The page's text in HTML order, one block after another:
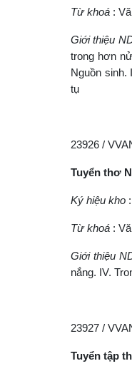
Từ khoá :
Giới thiệu
trong hơn
Nguồn sinh.
tụ
23926 /
Tuyển thơ
Ký hiệu kho :
Từ khoá :
Giới thiệu
nắng. IV.
23927 /
Tuyển tập